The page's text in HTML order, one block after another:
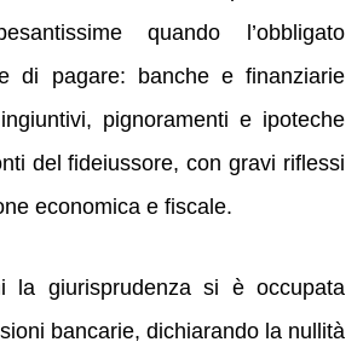
quando l’obbligato
di pagare: banche e finanziarie
pignoramenti e ipoteche
del fideiussore, con gravi riflessi
economica e fiscale.
la giurisprudenza si è occupata
bancarie, dichiarando la nullità